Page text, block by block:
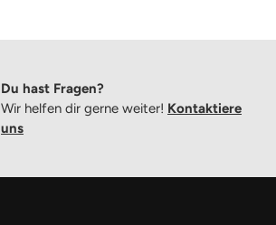
Du hast Fragen?
Wir helfen dir gerne weiter! Kontaktiere
uns